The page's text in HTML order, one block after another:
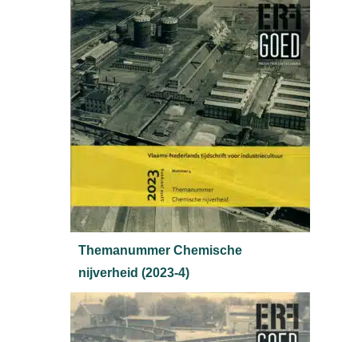
Themanummer Chemische
nijverheid (2023-4)